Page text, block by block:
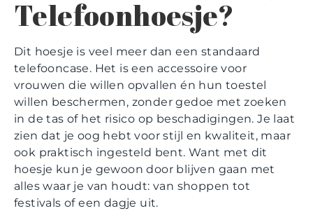
Telefoonhoesje?
Dit hoesje is veel meer dan een standaard
telefooncase. Het is een accessoire voor
vrouwen die willen opvallen én hun toestel
willen beschermen, zonder gedoe met zoeken
in de tas of het risico op beschadigingen. Je laat
zien dat je oog hebt voor stijl en kwaliteit, maar
ook praktisch ingesteld bent. Want met dit
hoesje kun je gewoon door blijven gaan met
alles waar je van houdt: van shoppen tot
festivals of een dagje uit.